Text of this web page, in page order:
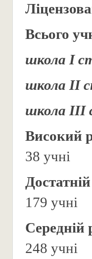
Всього
школа І
школа ІІ
школа ІІІ
Високий
38 учні
179 учні
Середній
248 учні